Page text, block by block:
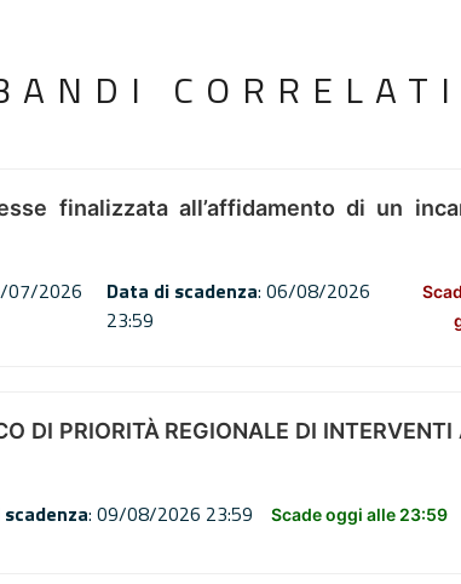
CORRELATI
finalizzata all’affidamento di un
07/2026
Data di scadenza: 06/08/2026
23:59
DI PRIORITÀ REGIONALE DI
: 09/08/2026 23:59 Scade oggi alle 23:59